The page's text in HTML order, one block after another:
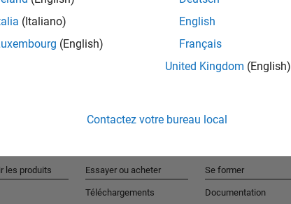
(Italiano)
(English)
English
Français
United Kingdom (English)
Contactez votre bureau local
les produits Essayer ou acheter
Téléchargements
Se former
Documentation